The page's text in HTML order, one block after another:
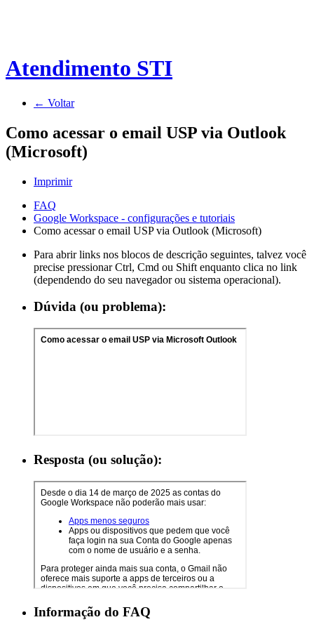
Atendimento STI
← Voltar
Como acessar o email USP via Outlook
(Microsoft)
Imprimir
FAQ
Google Workspace - configurações e tutoriais
Como acessar o email USP via Outlook (Microsoft)
Para abrir links nos blocos de descrição seguintes, talvez você
precise pressionar Ctrl, Cmd ou Shift enquanto clica no link
(dependendo do seu navegador ou sistema operacional).
Dúvida (ou problema):
Resposta (ou solução):
Informação do FAQ